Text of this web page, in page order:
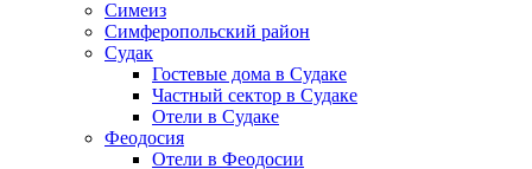
Симеиз
Симферопольский район
Судак
Гостевые дома в Судаке
Частный сектор в Судаке
Отели в Судаке
Феодосия
Отели в Феодосии